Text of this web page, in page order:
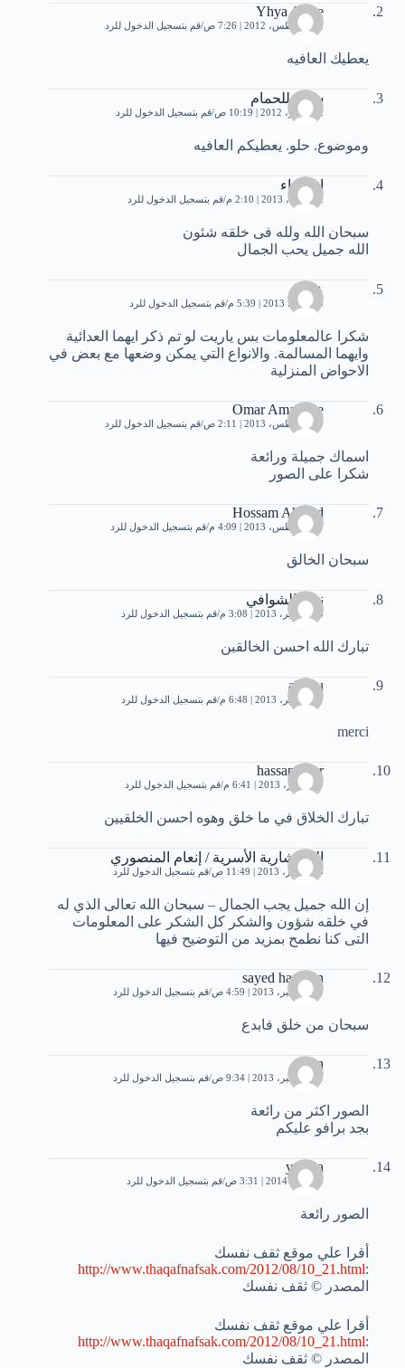
Yhya Asere
22 أغسطس، 2012 | 7:26 ص قم بتسجيل الدخول للرد
يعطيك العافيه
سوق للحمام
2 سبتمبر، 2012 | 10:19 ص قم بتسجيل الدخول للرد
وموضوع. حلو. يعطيكم العافيه
ام دعاء
22 أبريل، 2013 | 2:10 م قم بتسجيل الدخول للرد
سبحان الله ولله فى خلقه شئون
الله جميل يحب الجمال
عصام
20 يونيو، 2013 | 5:39 م قم بتسجيل الدخول للرد
شكرا عالمعلومات بس ياريت لو تم ذكر ايهما العدائية
وايهما المسالمة. والانواع التي يمكن وضعها مع بعض في
الاحواض المنزلية
Omar Amassine
10 أغسطس، 2013 | 2:11 ص قم بتسجيل الدخول للرد
اسماك جميلة ورائعة
شكرا على الصور
Hossam Ahmed
27 أغسطس، 2013 | 4:09 م قم بتسجيل الدخول للرد
سبحان الخالق
نبيل الشوافي
16 سبتمبر، 2013 | 3:08 م قم بتسجيل الدخول للرد
تبارك الله احسن الخالقبن
abdou
27 سبتمبر، 2013 | 6:48 م قم بتسجيل الدخول للرد
merci
hassan bakr
27 أكتوبر، 2013 | 6:41 م قم بتسجيل الدخول للرد
تبارك الخلاق في ما خلق وهوه احسن الخلقيين
الاستشارية اﻷسرية / إنعام المنصوري
8 ديسمبر، 2013 | 11:49 ص قم بتسجيل الدخول للرد
إن الله جميل يجب الجمال – سبحان الله تعالى الذي له
في خلقه شؤون والشكر كل الشكر على المعلومات
التى كنا نطمح بمزيد من التوضيح فيها
sayed hamdan
31 ديسمبر، 2013 | 4:59 ص قم بتسجيل الدخول للرد
سبحان من خلق فابدع
eman
31 ديسمبر، 2013 | 9:34 ص قم بتسجيل الدخول للرد
الصور اكثر من رائعة
بجد برافو عليكم
yousra
13 يناير، 2014 | 3:31 ص قم بتسجيل الدخول للرد
الصور رائعة
أقرا علي موقع ثقف نفسك
:
http://www.thaqafnafsak.com/2012/08/10_21.html
المصدر © ثقف نفسك
أقرا علي موقع ثقف نفسك
:
http://www.thaqafnafsak.com/2012/08/10_21.html
المصدر © ثقف نفسك